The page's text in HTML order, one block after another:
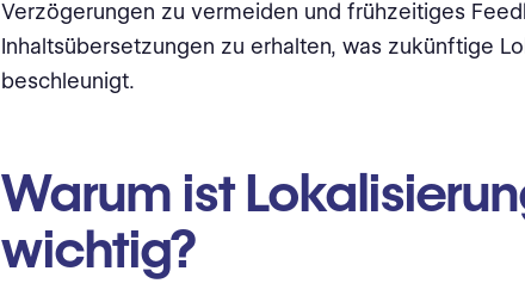
Verzögerungen zu vermeiden und frühzeitiges
Inhaltsübersetzungen zu erhalten, was zukünftige
beschleunigt.
Warum ist
wichtig?